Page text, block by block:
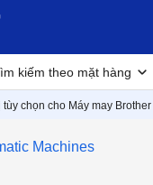
kiếm theo mặt hàng
tùy chọn cho Máy may Brother
Machines